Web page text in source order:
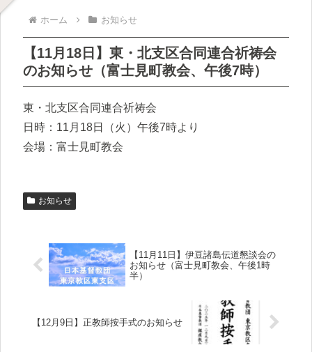
ホーム お知らせ
【11月18日】東・北支区合同連合祈祷会
のお知らせ（富士見町教会、午後7時）
東・北支区合同連合祈祷会
日時：11月18日（火）午後7時より
会場：富士見町教会
お知らせ
【11月11日】伊豆諸島伝道懇談会の
お知らせ（富士見町教会、午後1時
半）
【12月9日】正教師按手式のお知らせ